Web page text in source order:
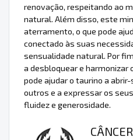
renovação, respeitando ao
natural. Além disso, este
aterramento, o que pode
conectado às suas
sensualidade natural. Por
a desbloquear e harmonizar
pode ajudar o taurino a
outros e a expressar os
fluidez e generosidade.
CÂNCER